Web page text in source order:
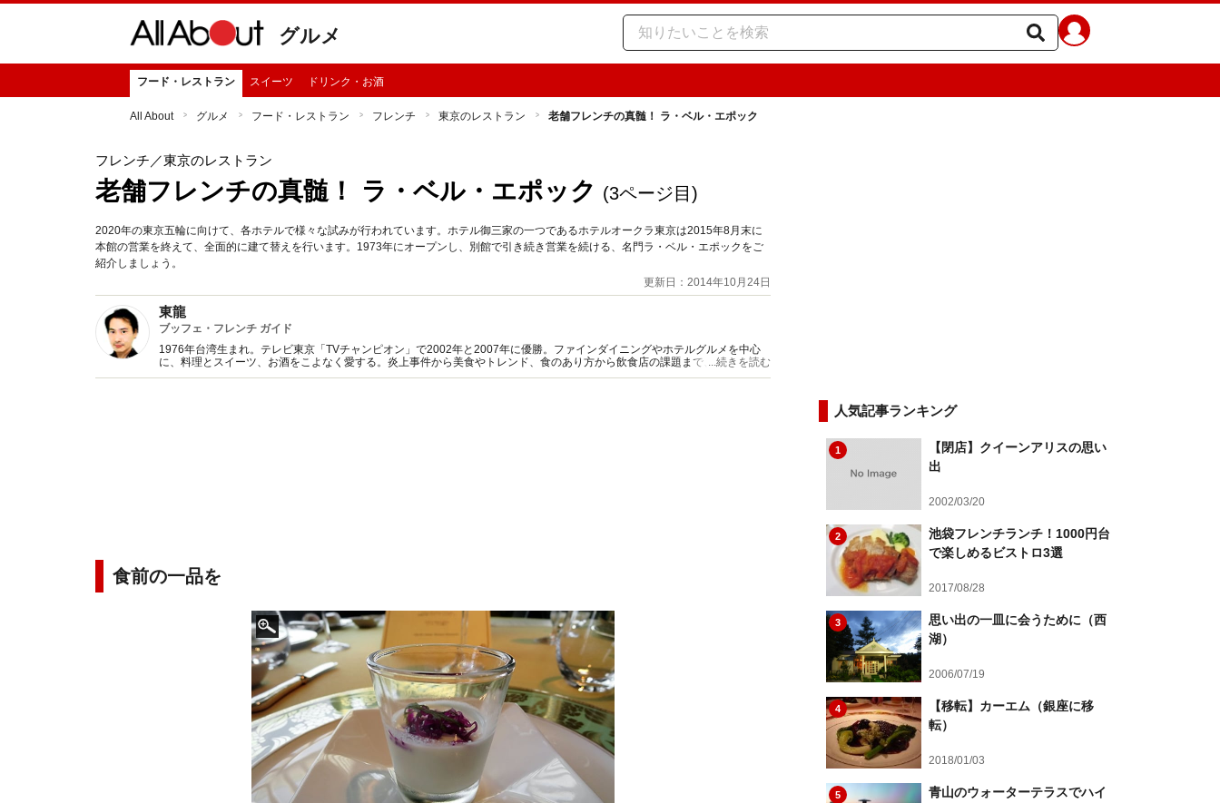
グルメ
フード・レストラン スイーツ ドリンク・お酒
All About グルメ フード・レストラン フレンチ 東京のレストラン 老舗フレンチの真髄！ ラ・ベル・エポック
フレンチ ／東京のレストラン
老舗フレンチの真髄！ ラ・ベル・エポック (3ページ目)
2020年の東京五輪に向けて、各ホテルで様々な試みが行われています。ホテル御三家の一つであるホテルオークラ東京は2015年8月末に
本館の営業を終えて、全面的に建て替えを行います。1973年にオープンし、別館で引き続き営業を続ける、名門ラ・ベル・エポックをご
紹介しましょう。
更新日：2014年10月24日
東龍
ブッフェ・フレンチ ガイド
1976年台湾生まれ。テレビ東京「TVチャンピオン」で2002年と2007年に優勝。ファインダイニングやホテルグルメを中心
に、料理とスイーツ、お酒をこよなく愛する。炎上事件から美食やトレンド、食のあり方から飲食店の課題まで、独自の切り
口で分かりやすい記事を執筆。審査員や講演、プロデュースやコンサルタントも多数。
...続きを読む
食前の一品を
人気記事ランキング
1
【閉店】クイーンアリスの思い
出
2002/03/20
2
池袋フレンチランチ！1000円台
で楽しめるビストロ3選
2017/08/28
3
思い出の一皿に会うために（西
湖）
2006/07/19
4
【移転】カーエム（銀座に移
転）
2018/01/03
5
青山のウォーターテラスでハイ